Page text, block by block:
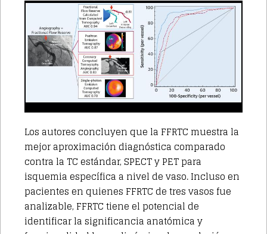
Los autores concluyen que la FFRTC muestra la
mejor aproximación diagnóstica comparado
contra la TC estándar, SPECT y PET para
isquemia específica a nivel de vaso. Incluso en
pacientes en quienes FFRTC de tres vasos fue
analizable, FFRTC tiene el potencial de
identificar la significancia anatómica y